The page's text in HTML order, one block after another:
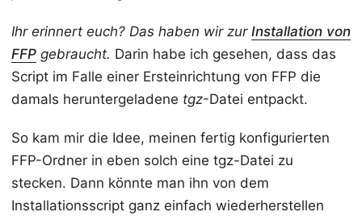
Ihr erinnert euch? Das haben wir zur Installation von
FFP gebraucht. Darin habe ich gesehen, dass das
Script im Falle einer Ersteinrichtung von FFP die
damals heruntergeladene tgz-Datei entpackt.
So kam mir die Idee, meinen fertig konfigurierten
FFP-Ordner in eben solch eine tgz-Datei zu
stecken. Dann könnte man ihn von dem
Installationsscript ganz einfach wiederherstellen